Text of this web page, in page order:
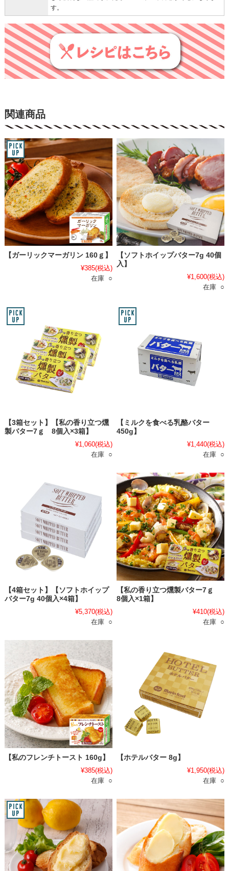
す。
関連商品
【ガーリックマーガリン 160ｇ】
¥385(税込)
在庫 ○
【ソフトホイップバター7g 40個
入】
¥1,600(税込)
在庫 ○
【3箱セット】【私の香り立つ燻
製バター7ｇ 8個入×3箱】
¥1,060(税込)
在庫 ○
【ミルクを食べる乳酪バター
450g】
¥1,440(税込)
在庫 ○
【4箱セット】【ソフトホイップ
バター7g 40個入×4箱】
¥5,370(税込)
在庫 ○
【私の香り立つ燻製バター7ｇ
8個入×1箱】
¥410(税込)
在庫 ○
【私のフレンチトースト 160g】
¥385(税込)
在庫 ○
【ホテルバター 8g】
¥1,950(税込)
在庫 ○